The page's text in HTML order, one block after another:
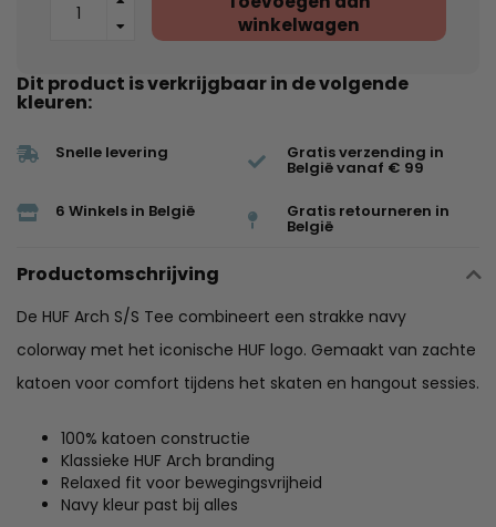
winkelwagen
Dit product is verkrijgbaar in de volgende
kleuren:
Snelle levering Gratis verzending in
België vanaf € 99
6 Winkels in België Gratis retourneren in
België
Productomschrijving
De HUF Arch S/S Tee combineert een strakke navy
colorway met het iconische HUF logo. Gemaakt van zachte
katoen voor comfort tijdens het skaten en hangout sessies.
100% katoen constructie
Klassieke HUF Arch branding
Relaxed fit voor bewegingsvrijheid
Navy kleur past bij alles